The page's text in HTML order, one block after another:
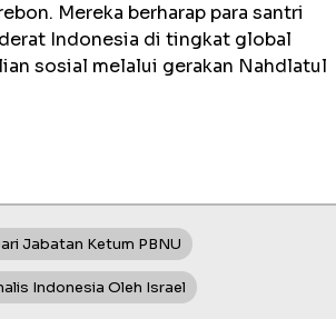
Mereka berharap para santri
Indonesia di tingkat global
sosial melalui gerakan Nahdlatul
Jabatan Ketum PBNU
Indonesia Oleh Israel